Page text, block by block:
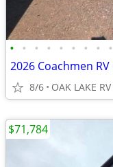
• • • • • • • • •
8/6 OAK LAKE
$71,784